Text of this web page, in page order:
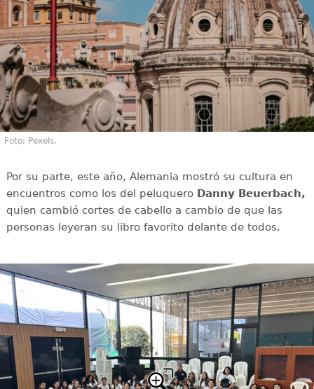
Foto; Pexels.
Por su parte, este año, Alemania mostró su cultura en
encuentros como los del peluquero Danny Beuerbach,
quien cambió cortes de cabello a cambio de que las
personas leyeran su libro favorito delante de todos.